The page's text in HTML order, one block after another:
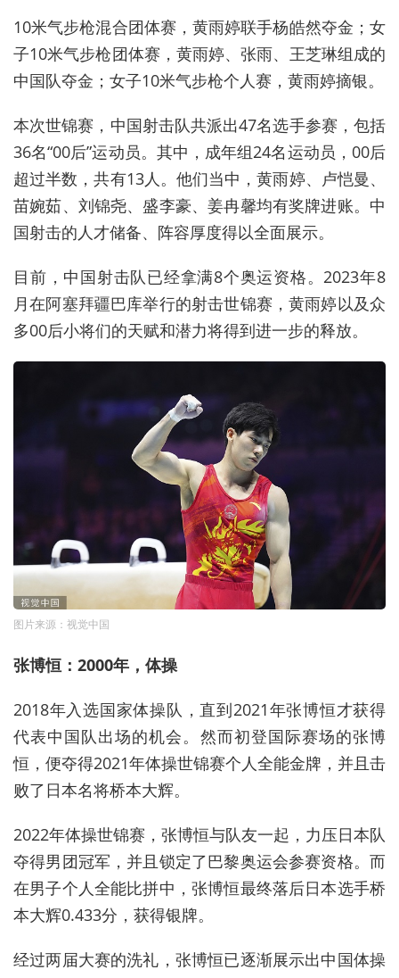
10米气步枪混合团体赛，黄雨婷联手杨皓然夺金；女
子10米气步枪团体赛，黄雨婷、张雨、王芝琳组成的
中国队夺金；女子10米气步枪个人赛，黄雨婷摘银。
本次世锦赛，中国射击队共派出47名选手参赛，包括
36名“00后”运动员。其中，成年组24名运动员，00后
超过半数，共有13人。他们当中，黄雨婷、卢恺曼、
苗婉茹、刘锦尧、盛李豪、姜冉馨均有奖牌进账。中
国射击的人才储备、阵容厚度得以全面展示。
目前，中国射击队已经拿满8个奥运资格。2023年8
月在阿塞拜疆巴库举行的射击世锦赛，黄雨婷以及众
多00后小将们的天赋和潜力将得到进一步的释放。
图片来源：视觉中国
张博恒：2000年，体操
2018年入选国家体操队，直到2021年张博恒才获得
代表中国队出场的机会。然而初登国际赛场的张博
恒，便夺得2021年体操世锦赛个人全能金牌，并且击
败了日本名将桥本大辉。
2022年体操世锦赛，张博恒与队友一起，力压日本队
夺得男团冠军，并且锁定了巴黎奥运会参赛资格。而
在男子个人全能比拼中，张博恒最终落后日本选手桥
本大辉0.433分，获得银牌。
经过两届大赛的洗礼，张博恒已逐渐展示出中国体操